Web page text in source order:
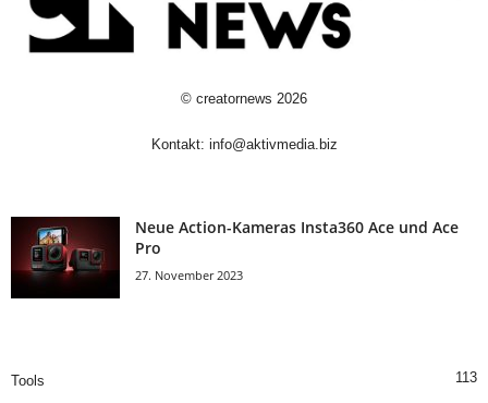
© creatornews 2026
Kontakt: info@aktivmedia.biz
Neue Action-Kameras Insta360 Ace und Ace
Pro
27. November 2023
Tools 113